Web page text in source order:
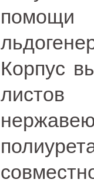
помощи
Корпус
листов